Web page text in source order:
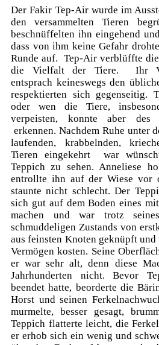
Der Fakir Tep-Air wurde im
den versammelten Tieren
beschnüffelten ihn eingehend
dass von ihm keine Gefahr
Runde auf. Tep-Air verblüffte
die Vielfalt der Tiere. Ihr
entsprach keineswegs den
respektierten sich gegenseitig.
oder wen die Tiere,
verpeisten, konnte aber des
erkennen. Nachdem Ruhe unter
laufenden, krabbelnden,
Tieren eingekehrt war
Teppich zu sehen. Anneliese
entrollte ihn auf der Wiese vor
staunte nicht schlecht. Der
sich gut auf dem Boden eines
machen und war trotz
schmuddeligen Zustands von
aus feinsten Knoten geknüpft
Vermögen kosten. Seine
er war sehr alt, denn diese
Jahrhunderten nicht. Bevor
beendet hatte, beorderte die
Horst und seinen
murmelte, besser gesagt,
Teppich flatterte leicht, die
er erhob sich ein wenig und